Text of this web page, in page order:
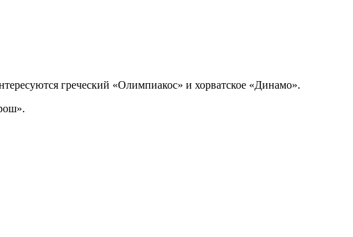
греческий «Олимпиакос» и хорватское «Динамо».